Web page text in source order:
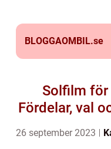
BLOGGAOMBIL.se
Solfilm
Fördelar, val
26 september 2023